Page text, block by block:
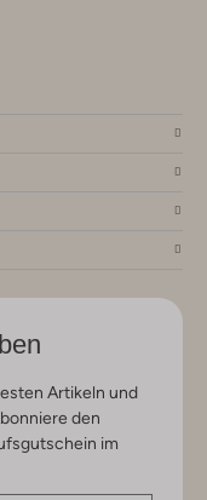
Artikeln und
den
im